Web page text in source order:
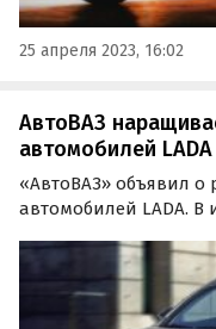
25 апреля 2023, 16:02
АвтоВАЗ
автомобилей LADA
«АвтоВАЗ» объявил о
автомобилей LADA. В
легковых
с начала 2023 года и